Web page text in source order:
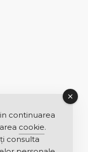
continuarea
cookie.
consulta